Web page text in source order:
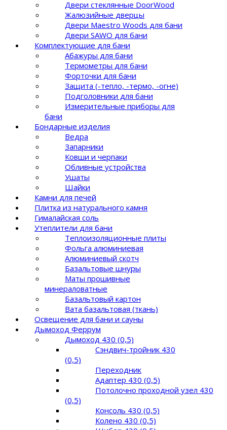
Двери стеклянные DoorWood
Жалюзийные дверцы
Двери Maestro Woods для бани
Двери SAWO для бани
Комплектующие для бани
Абажуры для бани
Термометры для бани
Форточки для бани
Защита (-тепло, -термо, -огне)
Подголовники для бани
Измерительные приборы для
бани
Бондарные изделия
Ведра
Запарники
Ковши и черпаки
Обливные устройства
Ушаты
Шайки
Камни для печей
Плитка из натурального камня
Гималайская соль
Утеплители для бани
Теплоизоляционные плиты
Фольга алюминиевая
Алюминиевый скотч
Базальтовые шнуры
Маты прошивные
минераловатные
Базальтовый картон
Вата базальтовая (ткань)
Освещение для бани и сауны
Дымоход Феррум
Дымоход 430 (0,5)
Сэндвич-тройник 430
(0,5)
Переходник
Адаптер 430 (0,5)
Потолочно проходной узел 430
(0,5)
Консоль 430 (0,5)
Колено 430 (0,5)